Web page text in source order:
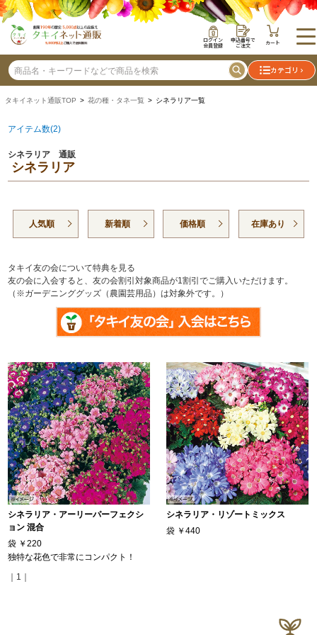
ログイン
会員登録
申込番号で
ご注文 カート
カテゴリ
タキイネット通販TOP > 花の種・タネ一覧 > シネラリア一覧
アイテム数(2)
シネラリア 通販
シネラリア
人気順 新着順 価格順 在庫あり
タキイ友の会について特典を見る
友の会に入会すると、友の会割引対象商品が1割引でご購入いただけます。
（※ガーデニンググッズ（農園芸用品）は対象外です。）
シネラリア・アーリーパーフェクシ
ョン 混合
袋 ￥220
独特な花色で非常にコンパクト！
シネラリア・リゾートミックス
袋 ￥440
｜1｜